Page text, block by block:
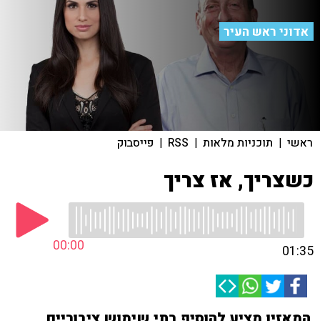
אדוני ראש העיר
ראשי | תוכניות מלאות |
RSS
| פייסבוק
כשצריך, אז צריך
00:00 01:35